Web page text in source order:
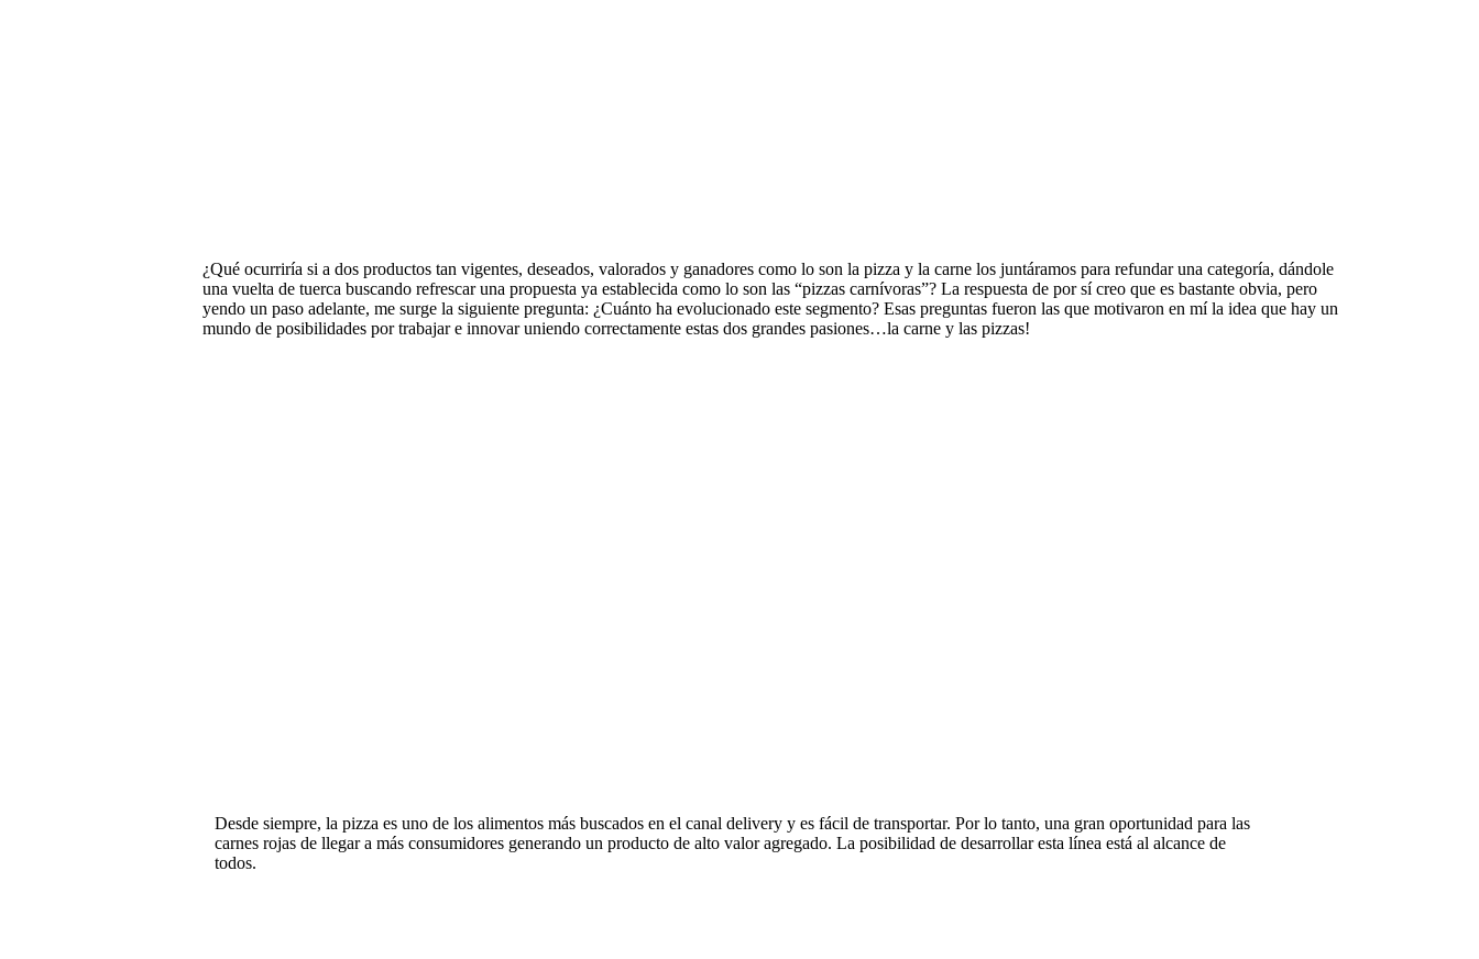
¿Qué ocurriría si a dos productos tan vigentes, deseados, valorados y ganadores como lo son la pizza y la carne los juntáramos para refundar una categoría, dándole
una vuelta de tuerca buscando refrescar una propuesta ya establecida como lo son las “pizzas carnívoras”? La respuesta de por sí creo que es bastante obvia, pero
yendo un paso adelante, me surge la siguiente pregunta: ¿Cuánto ha evolucionado este segmento? Esas preguntas fueron las que motivaron en mí la idea que hay un
mundo de posibilidades por trabajar e innovar uniendo correctamente estas dos grandes pasiones…la carne y las pizzas!
Desde siempre, la pizza es uno de los alimentos más buscados en el canal delivery y es fácil de transportar. Por lo tanto, una gran oportunidad para las
carnes rojas de llegar a más consumidores generando un producto de alto valor agregado. La posibilidad de desarrollar esta línea está al alcance de
todos.